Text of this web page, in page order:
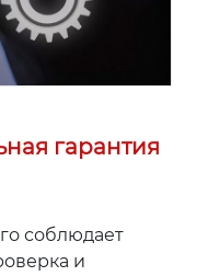
гарантия
соблюдает
и